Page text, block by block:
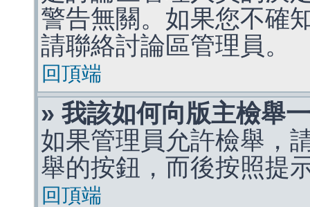
警告無關。如果您不確
請聯絡討論區管理員。
回頂端
» 我該如何向版主檢舉
如果管理員允許檢舉，
舉的按鈕，而後按照提
回頂端